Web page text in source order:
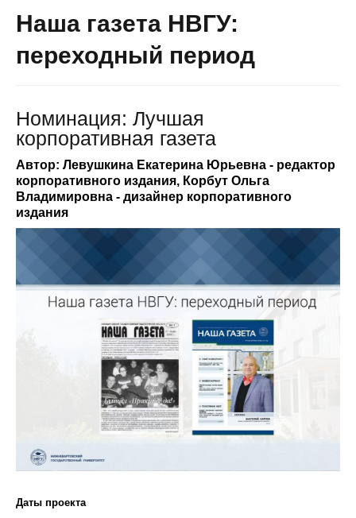
Наша газета НВГУ:
переходный период
Номинация: Лучшая
корпоративная газета
Автор: Левушкина Екатерина Юрьевна - редактор
корпоративного издания, Корбут Ольга
Владимировна - дизайнер корпоративного
издания
Даты проекта